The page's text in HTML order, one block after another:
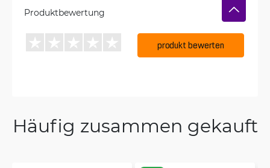
Produktbewertung
produkt bewerten
Häufig zusammen gekauft